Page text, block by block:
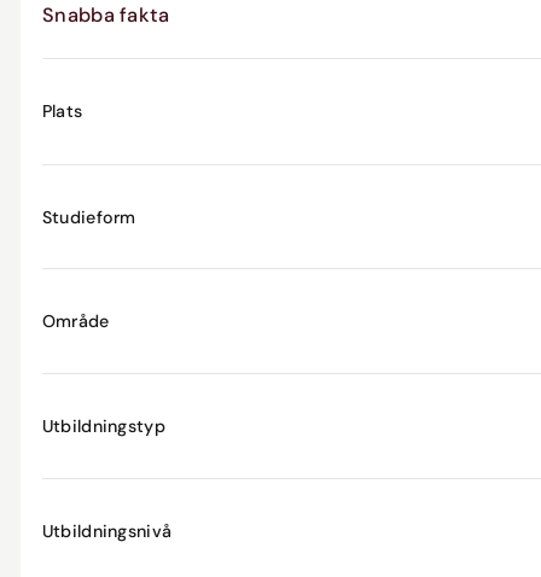
Snabba fakta
Plats
Studieform
Område
Utbildningstyp
Utbildningsnivå